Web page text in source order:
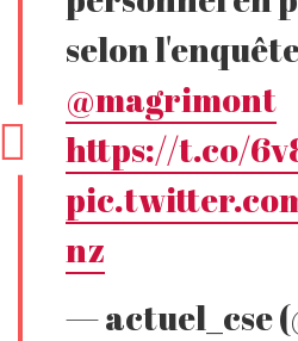
selon
@magrimont
https://t.co/
nz
— actuel_cse